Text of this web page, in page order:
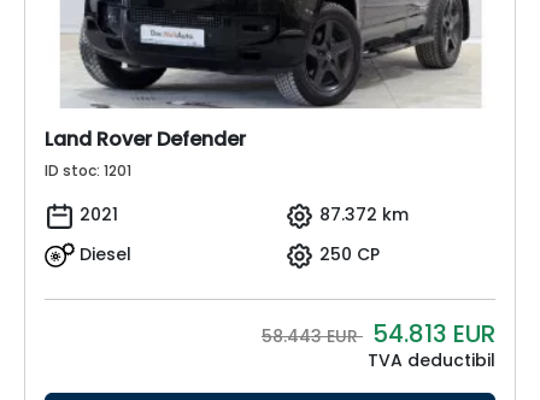
Land Rover Defender
ID stoc: 1201
2021
87.372 km
Diesel
250 CP
58.443 EUR 54.813 EUR
TVA deductibil